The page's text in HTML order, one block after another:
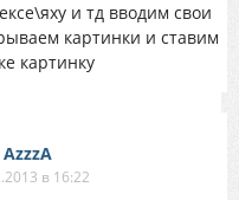
и тд вводим свои
картинки и ставим
картинку
AzzzA
в 16:22